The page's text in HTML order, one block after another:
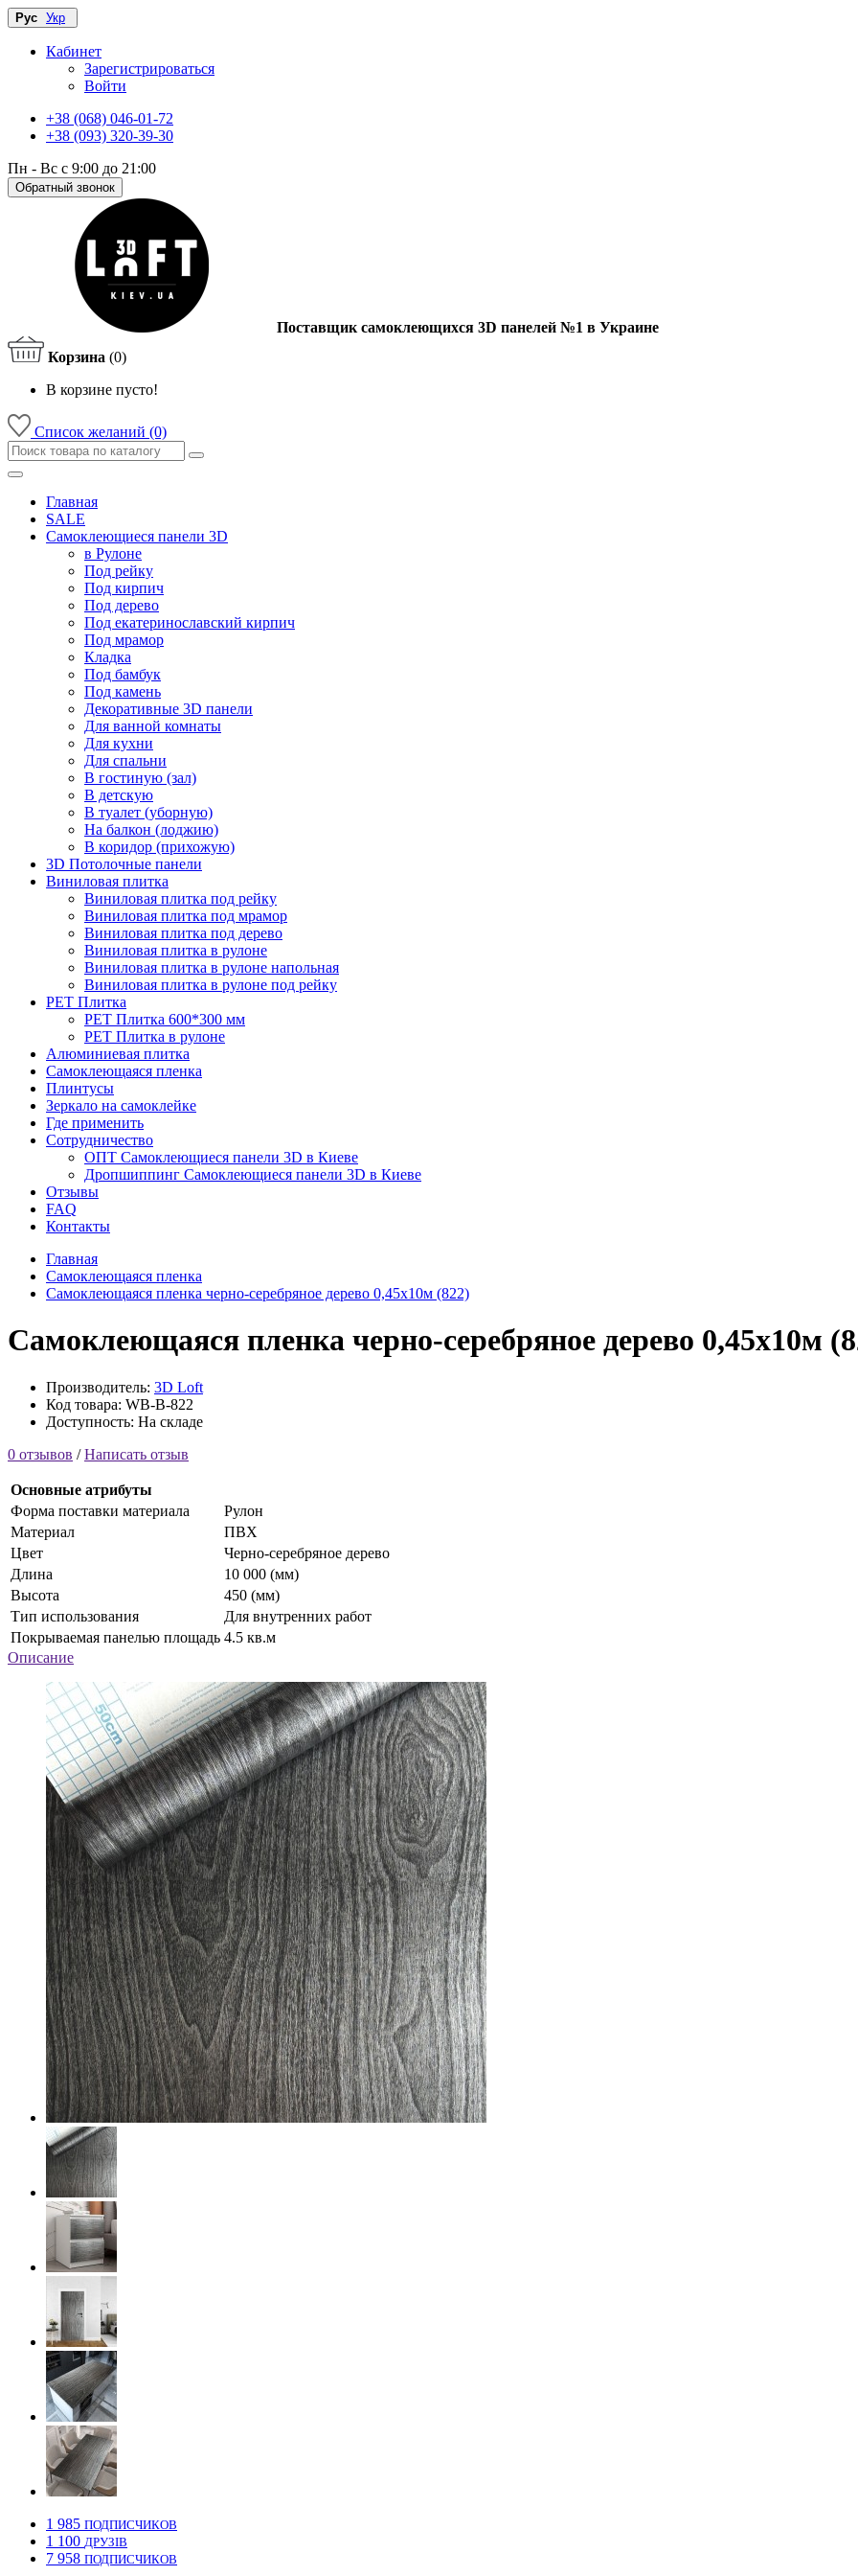
Рус Укр
Кабинет
Зарегистрироваться
Войти
+38 (068) 046-01-72
+38 (093) 320-39-30
Пн - Вс с 9:00 до 21:00
Обратный звонок
Поставщик самоклеющихся 3D панелей №1 в Украине
Корзина (0)
В корзине пусто!
Список желаний (0)
Главная
SALE
Самоклеющиеся панели 3D
в Рулоне
Под рейку
Под кирпич
Под дерево
Под екатеринославский кирпич
Под мрамор
Кладка
Под бамбук
Под камень
Декоративные 3D панели
Для ванной комнаты
Для кухни
Для спальни
В гостиную (зал)
В детскую
В туалет (уборную)
На балкон (лоджию)
В коридор (прихожую)
3D Потолочные панели
Виниловая плитка
Виниловая плитка под рейку
Виниловая плитка под мрамор
Виниловая плитка под дерево
Виниловая плитка в рулоне
Виниловая плитка в рулоне напольная
Виниловая плитка в рулоне под рейку
PET Плитка
PET Плитка 600*300 мм
PET Плитка в рулоне
Алюминиевая плитка
Самоклеющаяся пленка
Плинтусы
Зеркало на самоклейке
Где применить
Сотрудничество
ОПТ Самоклеющиеся панели 3D в Киеве
Дропшиппинг Самоклеющиеся панели 3D в Киеве
Отзывы
FAQ
Контакты
Главная
Самоклеющаяся пленка
Самоклеющаяся пленка черно-серебряное дерево 0,45х10м (822)
Самоклеющаяся пленка черно-серебряное дерево 0,45х10м
Производитель: 3D Loft
Код товара: WB-B-822
Доступность: На складе
0 отзывов /Написать отзыв
Основные атрибуты
Форма поставки материала
Рулон
Материал
ПВХ
Цвет
Черно-серебряное дерево
Длина
10 000 (мм)
Высота
450 (мм)
Тип использования
Для внутренних работ
Покрываемая панелью площадь 4.5 кв.м
Описание
1 985 ПОДПИСЧИКОВ
1 100 ДРУЗІВ
7 958 ПОДПИСЧИКОВ